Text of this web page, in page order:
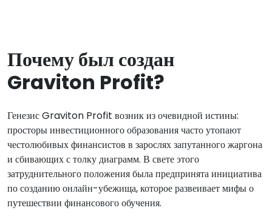
Почему был создан
Graviton Profit?
Генезис Graviton Profit возник из очевидной истины:
просторы инвестиционного образования часто утопают
честолюбивых финансистов в зарослях запутанного жаргона
и сбивающих с толку диаграмм. В свете этого
затруднительного положения была предпринята инициатива
по созданию онлайн-убежища, которое развеивает мифы о
путешествии финансового обучения.